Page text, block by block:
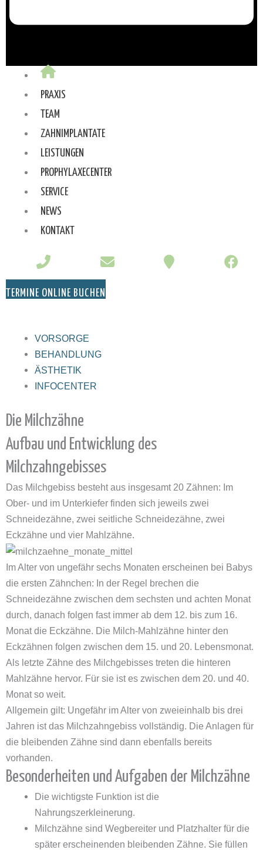
PRAXIS
TEAM
ZAHNIMPLANTATE
LEISTUNGEN
PROPHYLAXECENTER
SERVICE
NEWS
KONTAKT
TERMINE ONLINE BUCHEN
VORSORGE
BEHANDLUNG
ÄSTHETIK
INFOCENTER
Die Milchzähne
Aufbau und Entwicklung des
Milchzahngebisses
Das Milchgebiss besteht aus insgesamt 20 Zähnen: Im
Ober- und im Unterkiefer finden sich jeweils zwei
Schneidezähne, zwei seitliche Schneidezähne, zwei
Eckzähne und vier Mahlzähne.
Im Alter von ungefähr sechs Monaten erscheinen bei Babys
die ersten Zähnchen: In der Regel brechen die
Schneidezähne zwischen dem sechsten und achten Monat
durch, danach folgen fast immer ab dem 12. bis zum 16.
Monat die Eckzähne. Die Milch-Mahlzähne hinter den
Eckzähnen folgen zwischen dem 15. und 20. Lebensmonat.
Als letzte Zähne des Milchgebisses treten die hinteren
Mahlzähne hervor. Für sie ist es zwischen dem 20. und 40.
Monat so weit.
Allgemein gilt: Ungefähr im Alter von zweieinhalb bis drei
Jahren ist das Milchzahngebiss vollständig. Die Anlagen für
die bleibenden Zähne sind dann ebenfalls bereits
vorhanden.
Besonderheiten und Aufgaben der Milchzähne
Die wichtigste Funktion ist die
Nahrungszerkleinerung.
Milchzähne sind Wegbereiter und Platzhalter für die
später erscheinenden bleibenden Zähne. Sie füllen